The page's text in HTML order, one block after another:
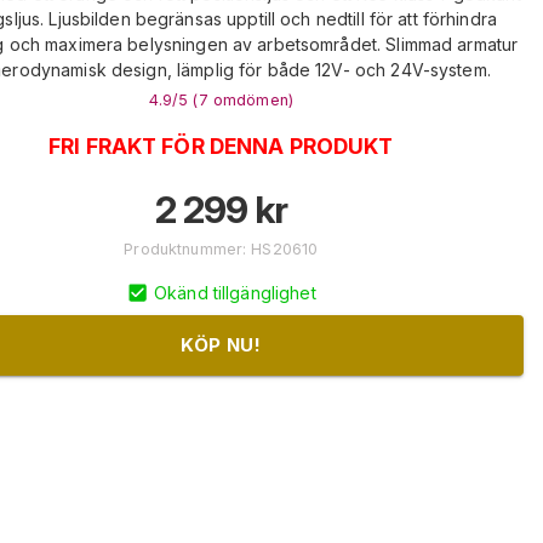
Ljusbilden begränsas upptill och nedtill för att förhindra
och maximera belysningen av arbetsområdet. Slimmad armatur
design, lämplig för både 12V- och 24V-system.
4.9/5 (7 omdömen)
FRI FRAKT FÖR DENNA PRODUKT
2 299 kr
Produktnummer: HS20610
Okänd tillgänglighet
KÖP NU!